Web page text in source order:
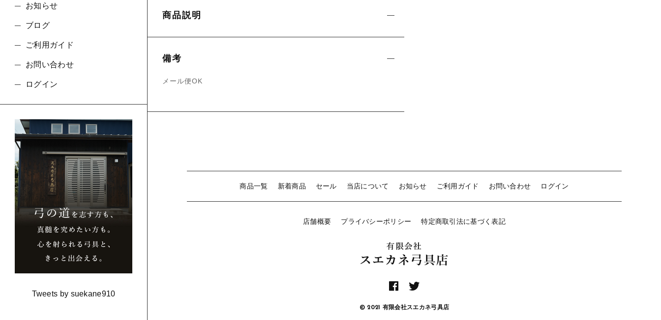
商品説明
備考
メール便OK
商品一覧 新着商品 セール 当店について お知らせ ご利用ガイド お問い合わせ ログイン
店舗概要 プライバシーポリシー 特定商取引法に基づく表記
© 2021 有限会社スエカネ弓具店
お知らせ
ブログ
ご利用ガイド
お問い合わせ
ログイン
Tweets by suekane910